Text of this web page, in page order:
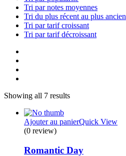
Tri par notes moyennes
Tri du plus récent au plus ancien
Tri par tarif croissant
Tri par tarif décroissant
Showing all 7 results
Ajouter au panierQuick View
(0 review)
Romantic Day